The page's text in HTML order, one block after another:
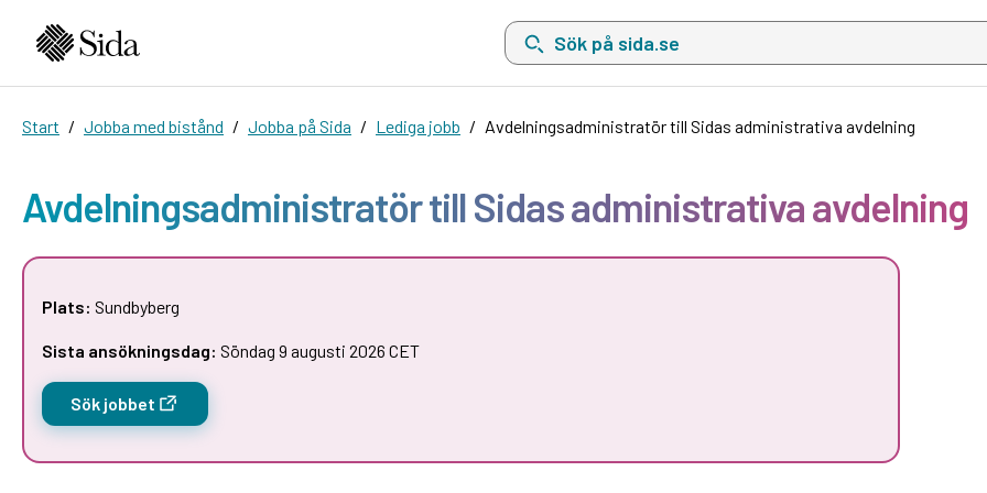
Sök på sida.se, sökförslag kommer att visas i en lista under
Start Jobba med bistånd Jobba på Sida Lediga jobb Avdelningsadministratör till Sidas administrativa avdelning
Avdelningsadministratör till Sidas administrativa avdelning
Plats: Sundbyberg
Sista ansökningsdag: Söndag 9 augusti 2026 CET
Sök jobbet